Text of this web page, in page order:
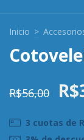
Inicio >
R$56,00
3 cuotas de